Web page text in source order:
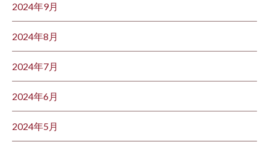
2024年9月
2024年8月
2024年7月
2024年6月
2024年5月